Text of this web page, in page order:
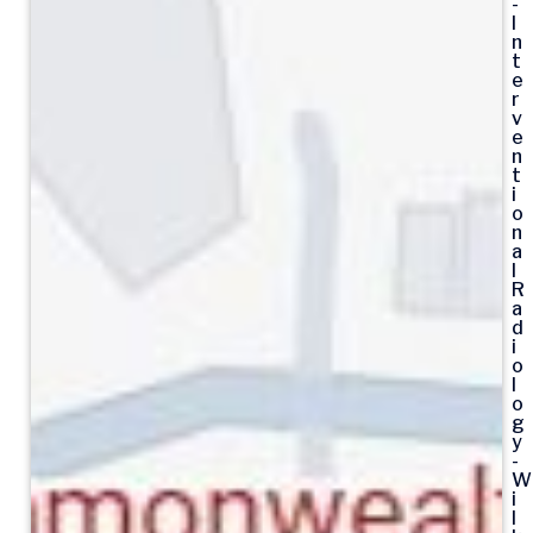
I
n
t
e
r
v
e
n
t
i
o
n
a
l
R
a
d
i
o
l
o
g
y
-
W
i
l